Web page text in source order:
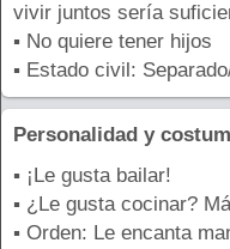
vivir juntos sería
▪ No quiere tener hijos
▪ Estado civil:
Personalidad y
▪ ¡Le gusta bailar!
▪ ¿Le gusta cocinar?
▪ Orden: Le encanta